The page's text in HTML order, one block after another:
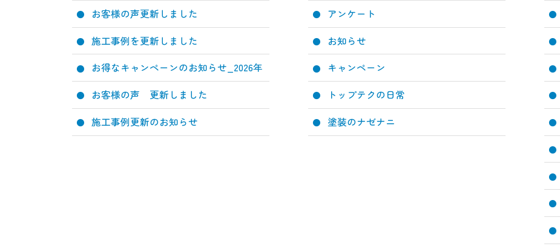
お客様の声更新しました
施工事例を更新しました
お得なキャンペーンのお知らせ_2026年
お客様の声 更新しました
施工事例更新のお知らせ
アンケート
お知らせ
キャンペーン
トップテクの日常
塗装のナゼナニ